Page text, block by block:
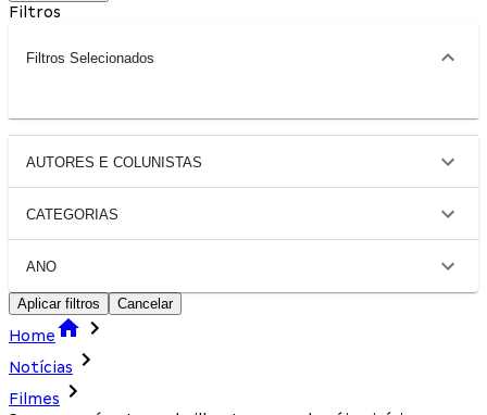
Filtros
Filtros Selecionados
AUTORES E COLUNISTAS
CATEGORIAS
ANO
Aplicar filtros Cancelar
Home
Notícias
Filmes